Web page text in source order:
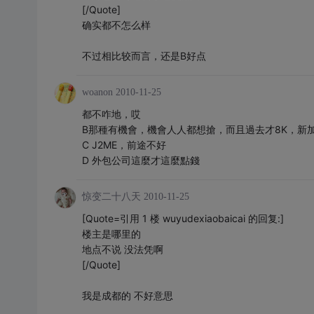
[/Quote]
确实都不怎么样
不过相比较而言，还是B好点
woanon 2010-11-25
都不咋地，哎
B那種有機會，機會人人都想搶，而且過去才8K，新
C J2ME，前途不好
D 外包公司這麼才這麼點錢
惊变二十八天 2010-11-25
[Quote=引用 1 楼 wuyudexiaobaicai 的回复:]
楼主是哪里的
地点不说 没法凭啊
[/Quote]
我是成都的 不好意思